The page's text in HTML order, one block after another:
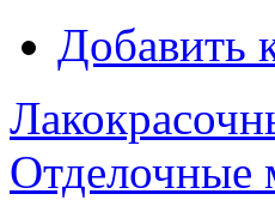
Добавить
Отделочные